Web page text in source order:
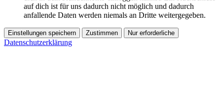
auf dich ist für uns dadurch nicht möglich und dadurch
anfallende Daten werden niemals an Dritte weitergegeben.
Einstellungen speichern Zustimmen Nur erforderliche
Datenschutzerklärung